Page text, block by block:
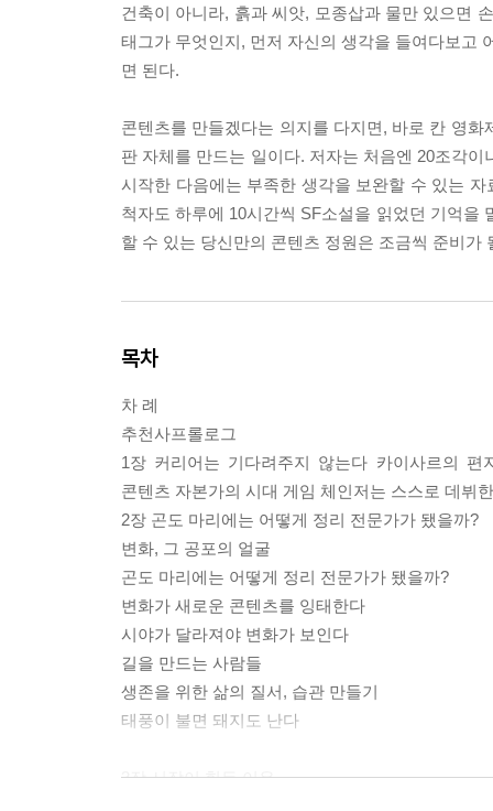
건축이 아니라, 흙과 씨앗, 모종삽과 물만 있으면
태그가 무엇인지, 먼저 자신의 생각을 들여다보고
면 된다.
콘텐츠를 만들겠다는 의지를 다지면, 바로 칸 영
판 자체를 만드는 일이다. 저자는 처음엔 20조각
시작한 다음에는 부족한 생각을 보완할 수 있는
척자도 하루에 10시간씩 SF소설을 읽었던 기억을
할 수 있는 당신만의 콘텐츠 정원은 조금씩 준비가
목차
차 례
추천사프롤로그
1장 커리어는 기다려주지 않는다 카이사르의
콘텐츠 자본가의 시대 게임 체인저는 스스로 데뷔
2장 곤도 마리에는 어떻게 정리 전문가가 됐을까?
변화, 그 공포의 얼굴
곤도 마리에는 어떻게 정리 전문가가 됐을까?
변화가 새로운 콘텐츠를 잉태한다
시야가 달라져야 변화가 보인다
길을 만드는 사람들
생존을 위한 삶의 질서, 습관 만들기
태풍이 불면 돼지도 난다
3장 시작이 힘든 이유